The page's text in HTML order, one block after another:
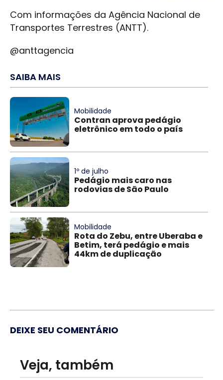
Com informações da Agência Nacional de
Transportes Terrestres (ANTT).
@anttagencia
SAIBA MAIS
Mobilidade
Contran aprova pedágio
eletrônico em todo o país
1º de julho
Pedágio mais caro nas
rodovias de São Paulo
Mobilidade
Rota do Zebu, entre Uberaba e
Betim, terá pedágio e mais
44km de duplicação
DEIXE SEU COMENTÁRIO
Veja, também